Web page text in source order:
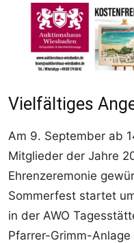
Vielfältiges
Am 9. September ab
Mitglieder der Jahre
Ehrenzeremonie
Sommerfest startet
in der AWO
Pfarrer-Grimm-